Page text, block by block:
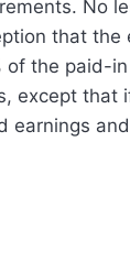
No
that the
the paid-in
except that
earnings